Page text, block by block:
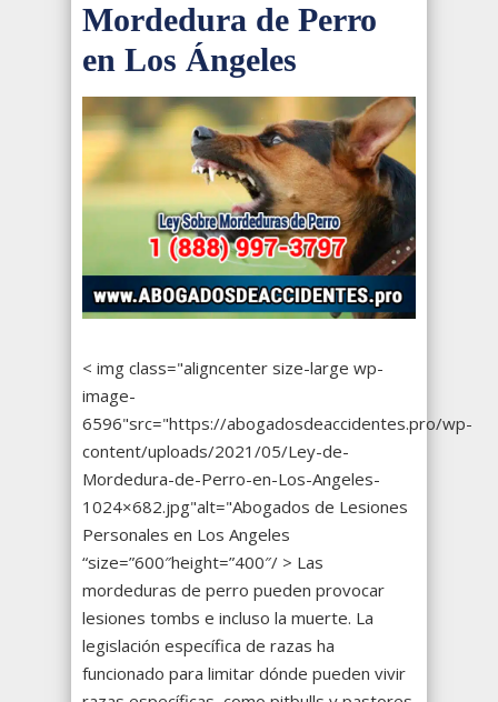
Mordedura de Perro
en Los Ángeles
< img class="aligncenter size-large wp-
image-
6596"src="https://abogadosdeaccidentes.pro/wp-
content/uploads/2021/05/Ley-de-
Mordedura-de-Perro-en-Los-Angeles-
1024×682.jpg"alt="Abogados de Lesiones
Personales en Los Angeles
“size=”600″height=”400″/ > Las
mordeduras de perro pueden provocar
lesiones tombs e incluso la muerte. La
legislación específica de razas ha
funcionado para limitar dónde pueden vivir